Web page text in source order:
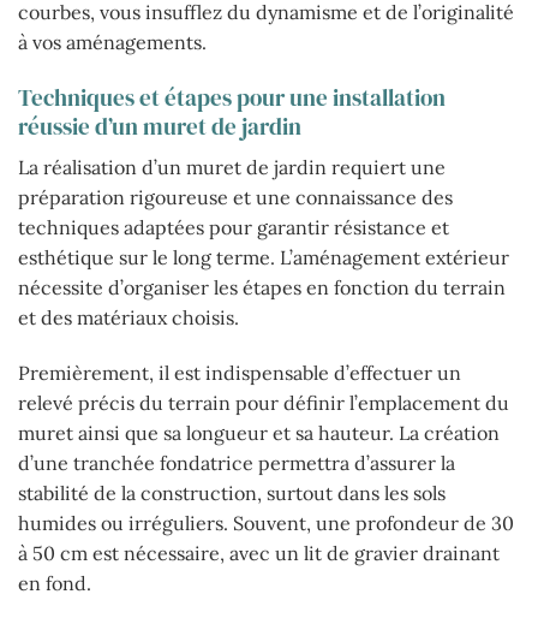
courbes, vous insufflez du dynamisme et de l’originalité
à vos aménagements.
Techniques et étapes pour une installation
réussie d’un muret de jardin
La réalisation d’un muret de jardin requiert une
préparation rigoureuse et une connaissance des
techniques adaptées pour garantir résistance et
esthétique sur le long terme. L’aménagement extérieur
nécessite d’organiser les étapes en fonction du terrain
et des matériaux choisis.
Premièrement, il est indispensable d’effectuer un
relevé précis du terrain pour définir l’emplacement du
muret ainsi que sa longueur et sa hauteur. La création
d’une tranchée fondatrice permettra d’assurer la
stabilité de la construction, surtout dans les sols
humides ou irréguliers. Souvent, une profondeur de 30
à 50 cm est nécessaire, avec un lit de gravier drainant
en fond.